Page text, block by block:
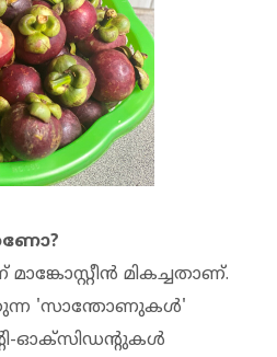
മികച്ചതാണ്.
'സാന്തോണുകൾ'
ഓക്സിഡന്റുകൾ